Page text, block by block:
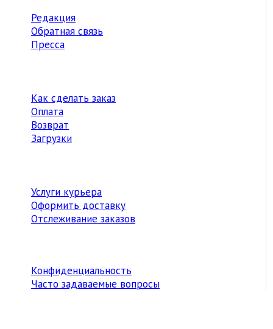
Редакция
Обратная связь
Пресса
Как сделать заказ
Оплата
Возврат
Загрузки
Услуги курьера
Оформить доставку
Отслеживание заказов
Конфиденциальность
Часто задаваемые вопросы